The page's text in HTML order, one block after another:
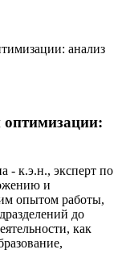
анализ
- к.э.н., эксперт по
и
опытом работы,
до
как